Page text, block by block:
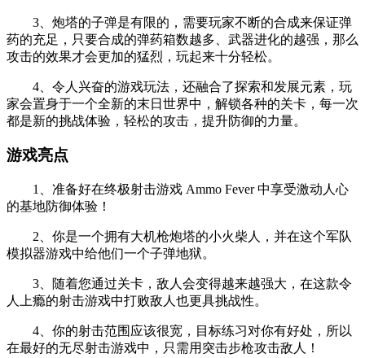
3、炮塔的子弹是有限的，需要玩家不断的合成来保证弹
药的充足，只要合成的弹药箱数越多、武器进化的越强，那么
攻击的效果才会更加的猛烈，玩起来十分轻松。
4、令人兴奋的游戏玩法，还融合了探索和发展元素，玩
家会置身于一个全新的末日世界中，解锁各种的关卡，每一次
都是新的挑战体验，轻松的攻击，提升防御的力量。
游戏亮点
1、准备好在终极射击游戏 Ammo Fever 中享受激动人心
的基地防御体验！
2、你是一个拥有大机枪炮塔的小火柴人，并在这个军队
模拟器游戏中给他们一个子弹地狱。
3、随着您通过关卡，敌人会变得越来越强大，在这款令
人上瘾的射击游戏中打败敌人也更具挑战性。
4、你的射击范围应该很宽，目标练习对你有好处，所以
在最好的无尽射击游戏中，只需用突击步枪攻击敌人！